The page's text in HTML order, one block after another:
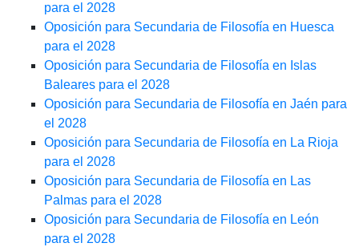
para el 2028
Oposición para Secundaria de Filosofía en Huesca
para el 2028
Oposición para Secundaria de Filosofía en Islas
Baleares para el 2028
Oposición para Secundaria de Filosofía en Jaén para
el 2028
Oposición para Secundaria de Filosofía en La Rioja
para el 2028
Oposición para Secundaria de Filosofía en Las
Palmas para el 2028
Oposición para Secundaria de Filosofía en León
para el 2028